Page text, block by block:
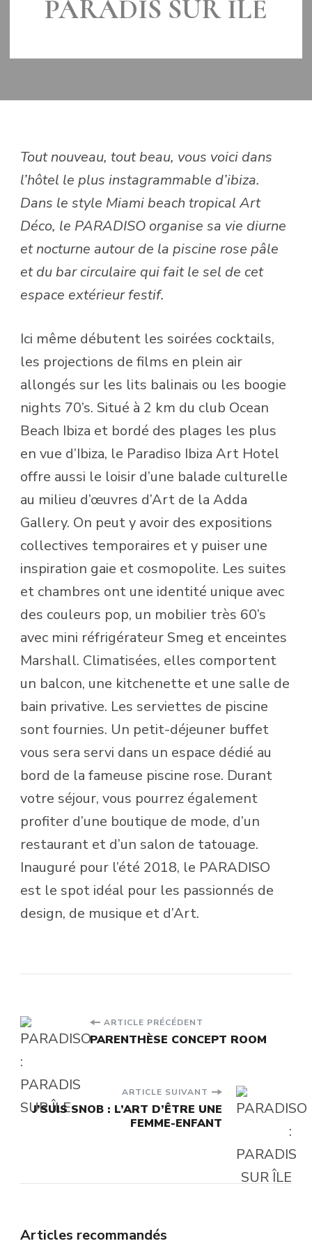
PARADIS SUR ÎLE
Tout nouveau, tout beau, vous voici dans
l’hôtel le plus instagrammable d’ibiza.
Dans le style Miami beach tropical Art
Déco, le PARADISO organise sa vie diurne
et nocturne autour de la piscine rose pâle
et du bar circulaire qui fait le sel de cet
espace extérieur festif.
Ici même débutent les soirées cocktails,
les projections de films en plein air
allongés sur les lits balinais ou les boogie
nights 70’s. Situé à 2 km du club Ocean
Beach Ibiza et bordé des plages les plus
en vue d’Ibiza, le Paradiso Ibiza Art Hotel
offre aussi le loisir d’une balade culturelle
au milieu d’œuvres d’Art de la Adda
Gallery. On peut y avoir des expositions
collectives temporaires et y puiser une
inspiration gaie et cosmopolite. Les suites
et chambres ont une identité unique avec
des couleurs pop, un mobilier très 60’s
avec mini réfrigérateur Smeg et enceintes
Marshall. Climatisées, elles comportent
un balcon, une kitchenette et une salle de
bain privative. Les serviettes de piscine
sont fournies. Un petit-déjeuner buffet
vous sera servi dans un espace dédié au
bord de la fameuse piscine rose. Durant
votre séjour, vous pourrez également
profiter d’une boutique de mode, d’un
restaurant et d’un salon de tatouage.
Inauguré pour l’été 2018, le PARADISO
est le spot idéal pour les passionnés de
design, de musique et d’Art.
Navigation
d'article
ARTICLE PRÉCÉDENT
PARENTHÈSE CONCEPT ROOM
ARTICLE SUIVANT
J’SUIS SNOB : L’ART D’ÊTRE UNE
FEMME-ENFANT
Articles recommandés